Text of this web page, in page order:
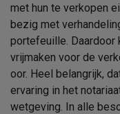
met hun te verkopen
bezig met
portefeuille. Daardoor
vrijmaken voor de
oor. Heel belangrijk,
ervaring in het
wetgeving. In alle